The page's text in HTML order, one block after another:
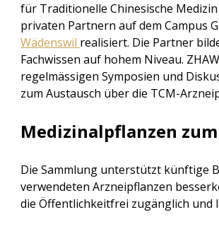
für Traditionelle Chinesische
privaten Partnern auf dem Campus
Wädenswil realisiert. Die Partner
Fachwissen auf hohem Niveau.
regelmässigen Symposien und
zum Austausch über die TCM-
Medizinalpflanzen
Die Sammlung unterstützt künftige
verwendeten Arzneipflanzen
die Öffentlichkeitfrei zugänglich und